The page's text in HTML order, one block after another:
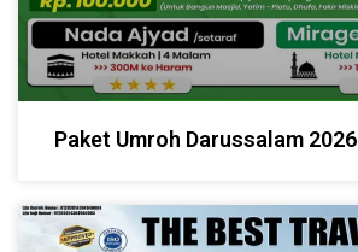
Paket Umroh Darussalam 2026